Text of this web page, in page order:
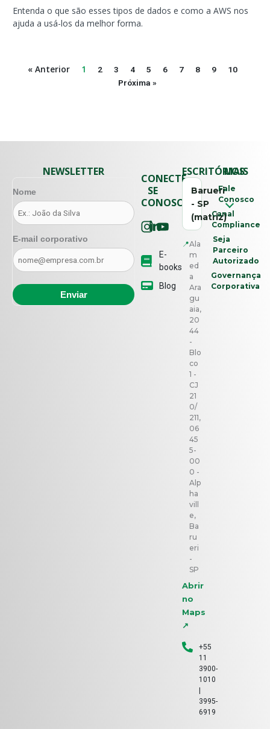
Entenda o que são esses tipos de dados e como a AWS nos
ajuda a usá-los da melhor forma.
« Anterior 1 2 3 4 5 6 7 8 9
10
Próxima »
CONECTE-
SE
CONOSCO
E-
books
Blog
ESCRITÓRIOS
Barueri
- SP
(matriz)
📍Ala
m
ed
a
Ara
gu
aia,
20
44
-
Blo
co
1 -
CJ
21
0/
211,
06
45
5-
00
0 -
Alp
ha
vill
e,
Ba
ru
eri
-
SP
Abrir
no
Maps
↗
+55
11
3900-
1010
|
3995-
6919
MAIS
Fale
Conosco
Canal
Compliance
Seja
Parceiro
Autorizado
Governança
Corporativa
NEWSLETTER
Nome
E-mail corporativo